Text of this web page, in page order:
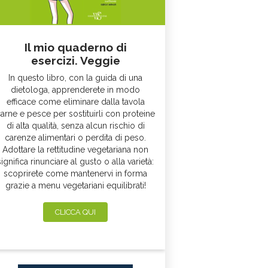
Il mio quaderno di
esercizi. Veggie
In questo libro, con la guida di una
dietologa, apprenderete in modo
efficace come eliminare dalla tavola
e pesce per sostituirli con proteine
di alta qualità, senza alcun rischio di
carenze alimentari o perdita di peso.
Adottare la rettitudine vegetariana non
rinunciare al gusto o alla varietà:
scoprirete come mantenervi in forma
grazie a menu vegetariani equilibrati!
CLICCA QUI